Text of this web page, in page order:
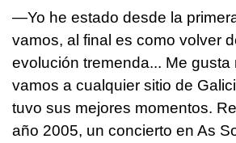
—Yo he estado desde la
vamos, al final es como volver
evolución tremenda... Me gusta
vamos a cualquier sitio de
tuvo sus mejores momentos.
año 2005, un concierto en As